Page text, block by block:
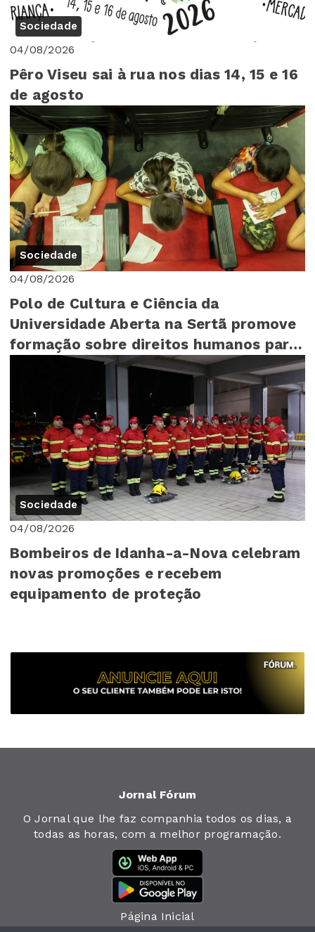
Sociedade
04/08/2026
Pêro Viseu sai à rua nos dias 14, 15 e 16
de agosto
Sociedade
04/08/2026
Polo de Cultura e Ciência da
Universidade Aberta na Sertã promove
formação sobre direitos humanos para
mais de 140 cr...
Sociedade
04/08/2026
Bombeiros de Idanha-a-Nova celebram
novas promoções e recebem
equipamento de proteção
Jornal Fórum
O Jornal que lhe faz companhia todos os dias, a
todas as horas, com a melhor programação.
Página Inicial